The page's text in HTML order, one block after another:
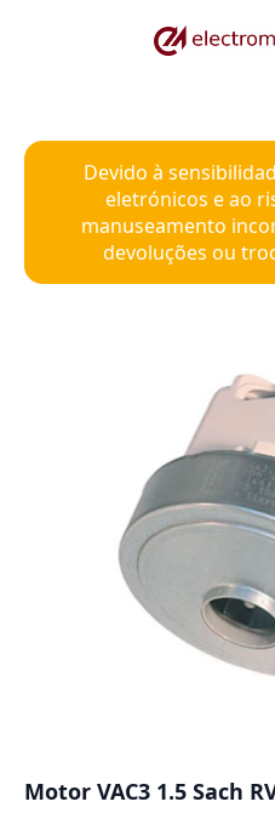
Devido à
eletrónicos e ao
manuseamento
devoluções ou
Motor VAC3 1.5 Sach